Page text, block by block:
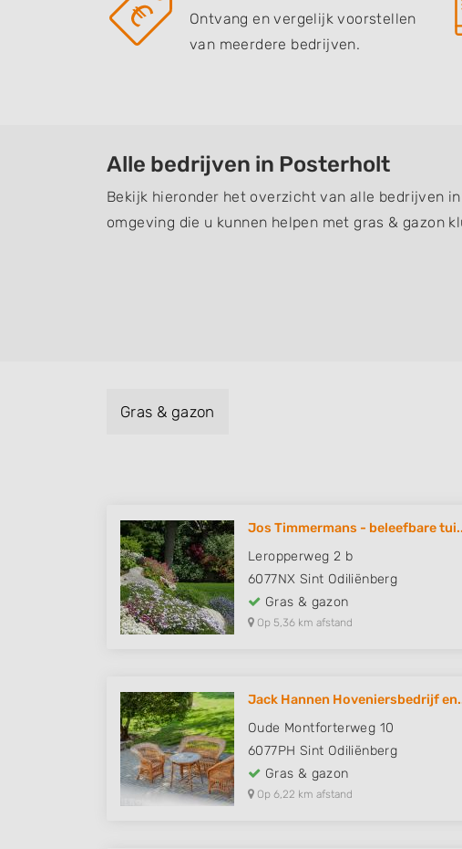
Ontvang en vergelijk voorstellen
van meerdere bedrijven.
Alle bedrijven in Posterholt
Bekijk hieronder het overzicht van alle bedrijven
omgeving die u kunnen helpen met gras & gazon
Gras & gazon
Jos Timmermans - beleefbare tui..
Leropperweg 2 b
6077NX Sint Odiliënberg
Gras & gazon
Op 5,36 km afstand
Jack Hannen Hoveniersbedrijf
Oude Montforterweg 10
6077PH Sint Odiliënberg
Gras & gazon
Op 6,22 km afstand